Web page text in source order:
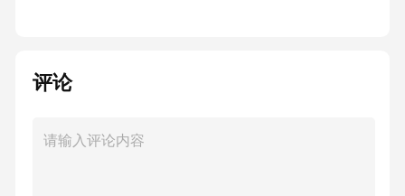
调查处理的步骤。2.某仓库存放易燃液体，请简
全生产标准化建设，请简述其步骤和重点内
评论